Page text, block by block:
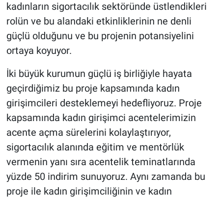
kadınların sigortacılık sektöründe üstlendikleri
rolün ve bu alandaki etkinliklerinin ne denli
güçlü olduğunu ve bu projenin potansiyelini
ortaya koyuyor.
İki büyük kurumun güçlü iş birliğiyle hayata
geçirdiğimiz bu proje kapsamında kadın
girişimcileri desteklemeyi hedefliyoruz. Proje
kapsamında kadın girişimci acentelerimizin
acente açma sürelerini kolaylaştırıyor,
sigortacılık alanında eğitim ve mentörlük
vermenin yanı sıra acentelik teminatlarında
yüzde 50 indirim sunuyoruz. Aynı zamanda bu
proje ile kadın girişimciliğinin ve kadın